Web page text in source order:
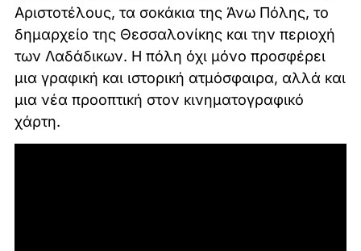
Αριστοτέλους, τα σοκάκια της Άνω Πόλης, το
δημαρχείο της Θεσσαλονίκης και την περιοχή
των Λαδάδικων. Η πόλη όχι μόνο προσφέρει
μια γραφική και ιστορική ατμόσφαιρα, αλλά και
μια νέα προοπτική στον κινηματογραφικό
χάρτη.